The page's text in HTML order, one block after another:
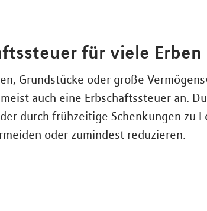
für viele Erben
Grundstücke oder große
auch eine Erbschaftssteuer an.
durch frühzeitige Schenkungen zu
oder zumindest reduzieren.